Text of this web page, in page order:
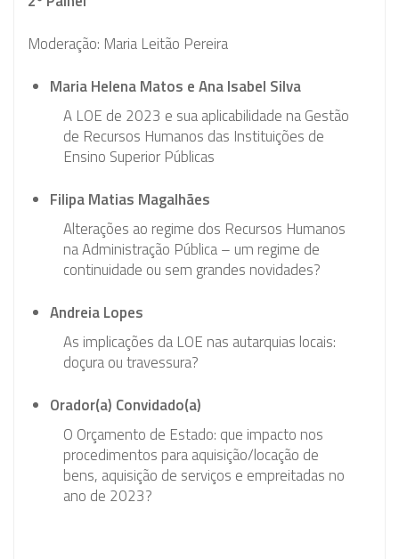
Moderação: Maria Leitão Pereira
Maria Helena Matos e Ana Isabel Silva
A LOE de 2023 e sua aplicabilidade na Gestão
de Recursos Humanos das Instituições de
Ensino Superior Públicas
Filipa Matias Magalhães
Alterações ao regime dos Recursos Humanos
na Administração Pública – um regime de
continuidade ou sem grandes novidades?
Andreia Lopes
As implicações da LOE nas autarquias locais:
doçura ou travessura?
Orador(a) Convidado(a)
O Orçamento de Estado: que impacto nos
procedimentos para aquisição/locação de
bens, aquisição de serviços e empreitadas no
ano de 2023?